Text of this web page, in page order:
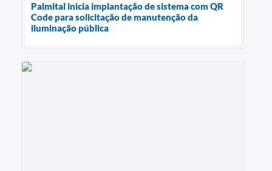
Palmital inicia implantação de sistema com QR
Code para solicitação de manutenção da
iluminação pública